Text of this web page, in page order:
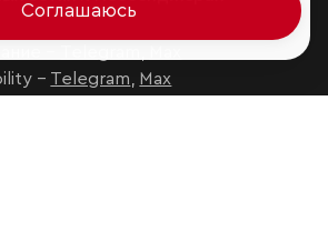
– Telegram Max
Соглашаюсь